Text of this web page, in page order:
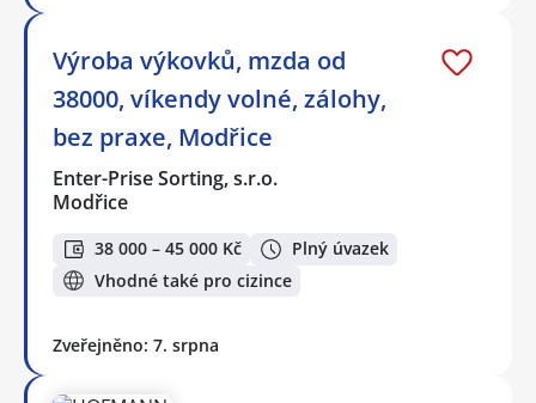
Výroba výkovků, mzda od
38000, víkendy volné, zálohy,
bez praxe, Modřice
Enter-Prise Sorting, s.r.o.
Modřice
38 000 – 45 000 Kč
Plný úvazek
Vhodné také pro cizince
Zveřejněno: 7. srpna